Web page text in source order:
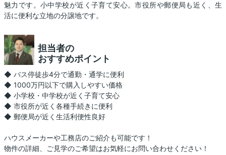
魅力です。小中学校が近く子育て安心。市役所や郵便局も近く、生
活に便利な立地の分譲地です。
担当者の
おすすめポイント
◆ バス停徒歩4分で通勤・通学に便利
◆ 1000万円以下で購入しやすい価格
◆ 小学校・中学校が近く子育て安心
◆ 市役所が近く各種手続きに便利
◆ 郵便局が近く生活利便性良好
ハウスメーカーや工務店のご紹介も可能です！
物件の詳細、ご見学のご希望はお気軽にお問い合わせください！